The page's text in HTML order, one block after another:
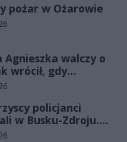
pożar w Ożarowie
artykułu:
Agnieszka walczy o
wrócił, gdy
się, że najgorsze
artykułu:
policjanci
w Busku-Zdroju.
nowych
artykułu: